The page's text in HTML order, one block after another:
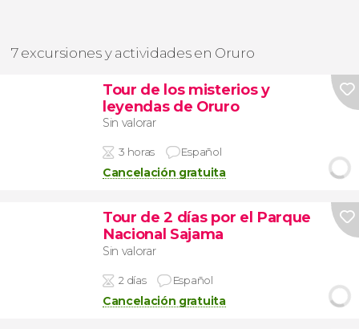
7 excursiones y actividades en Oruro
Tour de los misterios y
leyendas de Oruro
Sin valorar
3 horas Español
Cancelación gratuita
Tour de 2 días por el Parque
Nacional Sajama
Sin valorar
2 días Español
Cancelación gratuita